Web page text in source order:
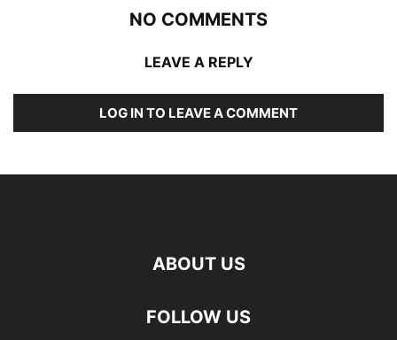
NO COMMENTS
LEAVE A REPLY
LOG IN TO LEAVE A COMMENT
ABOUT US
FOLLOW US